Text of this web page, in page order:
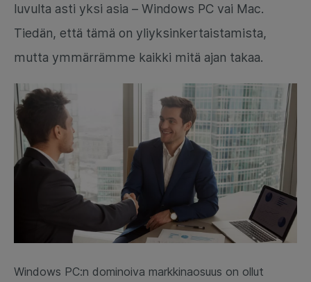
luvulta asti yksi asia – Windows PC vai Mac.
Tiedän, että tämä on yliyksinkertaistamista,
mutta ymmärrämme kaikki mitä ajan takaa.
Windows PC:n dominoiva markkinaosuus on ollut